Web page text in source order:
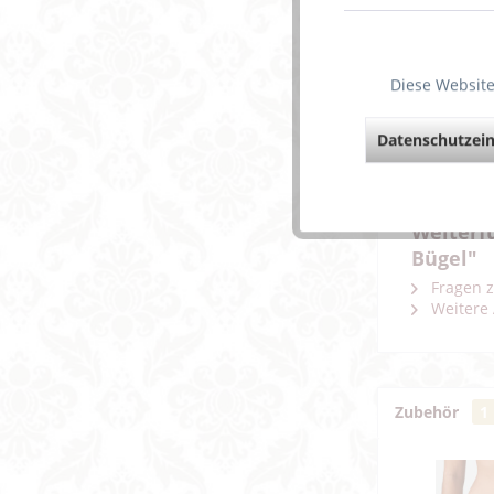
Dieses
Die
Die
Bügel"
Fragen
Weitere
Zubehör
Diese